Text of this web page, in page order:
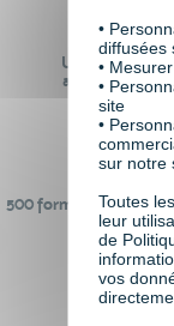
Un réseau de
anciens
500 formations pour
monde de
•
diffusées
•
•
site
•
sur notre
Toutes
leur
de
vos